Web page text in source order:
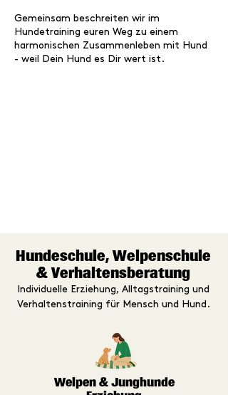
Gemeinsam beschreiten wir im
Hundetraining euren Weg zu einem
harmonischen Zusammenleben mit Hund
- weil Dein Hund es Dir wert ist.
Hundeschule,Welpenschule
&Verhaltensberatung
Individuelle Erziehung, Alltagstraining und
Verhaltenstraining für Mensch und Hund.
Welpen & Junghunde